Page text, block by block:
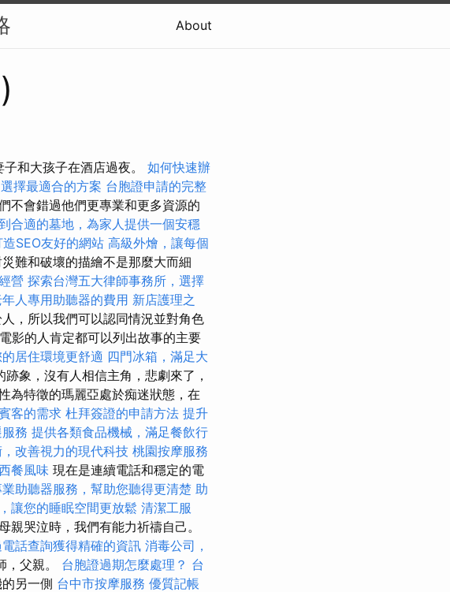
About
和大孩子在酒店過夜。 如何快速辦
擇最適合的方案 台胞證申請的完整
不會錯過他們更專業和更多資源的
合適的墓地，為家人提供一個安穩
SEO友好的網站 高級外燴，讓每個
難和破壞的描繪不是那麼大而細
營 探索台灣五大律師事務所，選擇
人專用助聽器的費用 新店護理之
，所以我們可以認同情況並對角色
影的人肯定都可以列出故事的主要
居住環境更舒適 四門冰箱，滿足大
跡象，沒有人相信主角，悲劇來了，
為特徵的瑪麗亞處於痴迷狀態，在
客的需求 杜拜簽證的申請方法 提升
務 提供各類食品機械，滿足餐飲行
改善視力的現代科技 桃園按摩服務
餐風味 現在是連續電話和穩定的電
助聽器服務，幫助您聽得更清楚 助
讓您的睡眠空間更放鬆 清潔工服
哭泣時，我們有能力祈禱自己。
話查詢獲得精確的資訊 消毒公司，
父親。 台胞證過期怎麼處理？ 台
另一側 台中市按摩服務 優質記帳